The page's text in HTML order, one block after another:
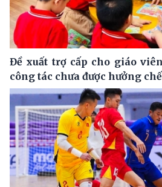
Đề xuất trợ cấp cho giáo
công tác chưa được hưởng